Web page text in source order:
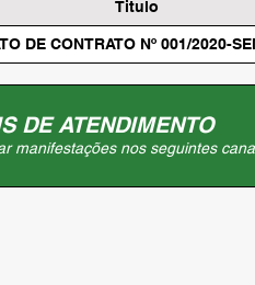
Titulo
DE CONTRATO Nº 001/2020-
DE ATENDIMENTO
manifestações nos seguintes